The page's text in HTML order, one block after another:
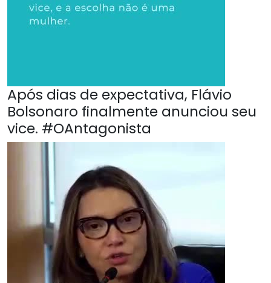
Após dias de expectativa, Flávio
Bolsonaro finalmente anunciou seu
vice. #OAntagonista